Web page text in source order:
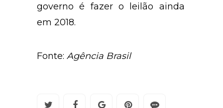
governo é fazer o leilão ainda
em 2018.
Fonte: Agência Brasil